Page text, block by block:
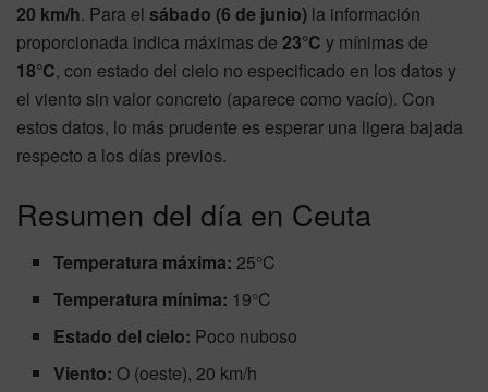
20 km/h. Para el sábado (6 de junio) la información
proporcionada indica máximas de 23°C y mínimas de
18°C, con estado del cielo no especificado en los datos y
el viento sin valor concreto (aparece como vacío). Con
estos datos, lo más prudente es esperar una ligera bajada
respecto a los días previos.
Resumen del día en Ceuta
Temperatura máxima: 25°C
Temperatura mínima: 19°C
Estado del cielo: Poco nuboso
Viento: O (oeste), 20 km/h